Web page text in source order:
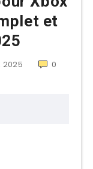
et
2025 0